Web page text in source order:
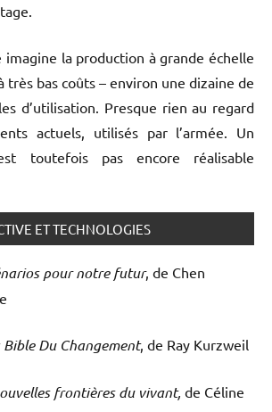
imagine la production à grande échelle
très bas coûts – environ une dizaine de
d’utilisation. Presque rien au regard
actuels, utilisés par l’armée. Un
toutefois pas encore réalisable
ET TECHNOLOGIES
pour notre futur, de Chen
Du Changement, de Ray Kurzweil
frontières du vivant, de Céline